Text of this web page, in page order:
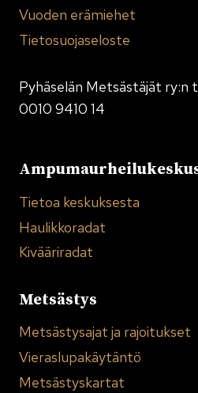
Vuoden erämiehet
Tietosuojaseloste
Pyhäselän Metsästäjät ry:n
0010 9410 14
Tietoa keskuksesta
Haulikkoradat
Kivääriradat
Metsästys
Metsästysajat ja rajoitukset
Vieraslupakäytäntö
Metsästyskartat